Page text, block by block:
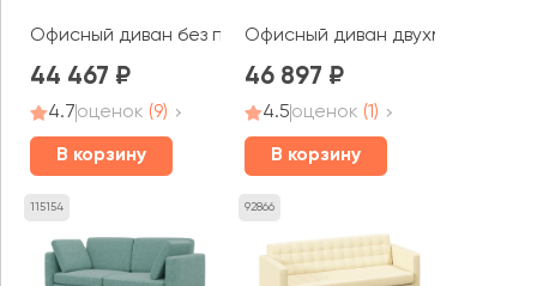
Офисный диван без подлокотников трехместный
44 467
4.7оценок (9)
В корзину
Офисный диван двухместный
46 897
4.5оценок (1)
В корзину
115154 92866